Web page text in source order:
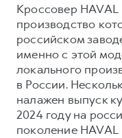
POER
от 3 449 000 ₽
Корпоративным
Крупным
Система
Сервис для
HAVAL Лизинг
Программа
Руководства по
Подписки
Автомобильные
Кроссовер
производство
российском
именно с этой
локального
в России.
налажен выпуск
2024 году на
поколение HAVAL